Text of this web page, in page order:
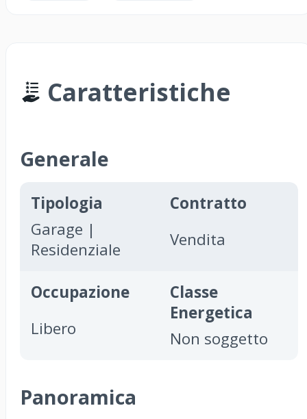
Caratteristiche
Generale
Tipologia
Garage |
Residenziale
Contratto
Vendita
Occupazione
Libero
Classe
Energetica
Non soggetto
Panoramica